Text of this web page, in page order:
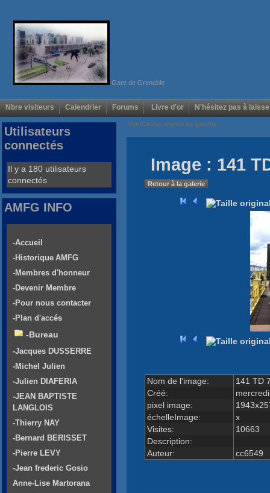
Gare de Grenoble
Nbre visiteurs Calendrier Forums Livre d'or N'hésitez pas à
Voir/Cacher menus de gauche
Image : 141
Retour à la galerie
Nom de l'image:
141 TD
Créé:
pixel image:
échelleImage:
x
Visites:
10663
Description:
Auteur:
cc6549
Utilisateurs
connectés
Il y a 180 utilisateurs
connectés
AMFG INFO
-Accueil
-Historique AMFG
-Membres d'honneur
-Devenir Membre
-Pour nous contacter
-Plan d'accés
-Bureau
-Jacques DUSSERRE
-Michel Julien
-Julien DIAFERIA
-JEAN BAPTISTE
LANGLOIS
-Thierry NAY
-Bernard BERISSET
-Pierre LEVY
-Jean frederic Gosio
Anne-Lise Martorana